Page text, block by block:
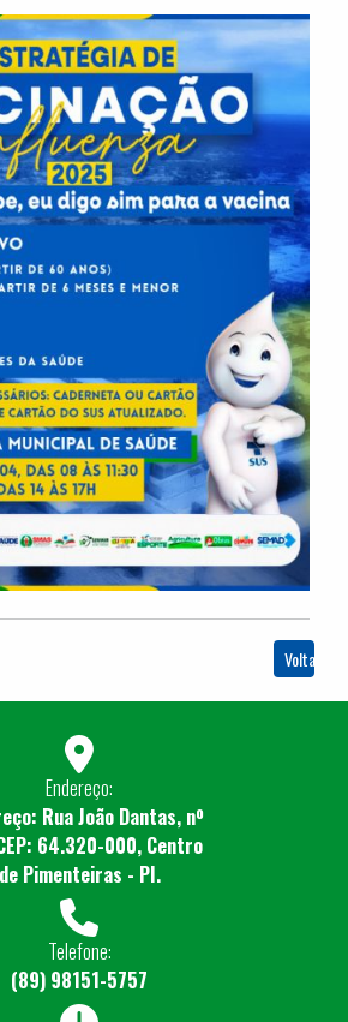
Voltar
Endereço:
Rua João Dantas, nº
64.320-000, Centro
de Pimenteiras - PI.
Telefone:
(89) 98151-5757